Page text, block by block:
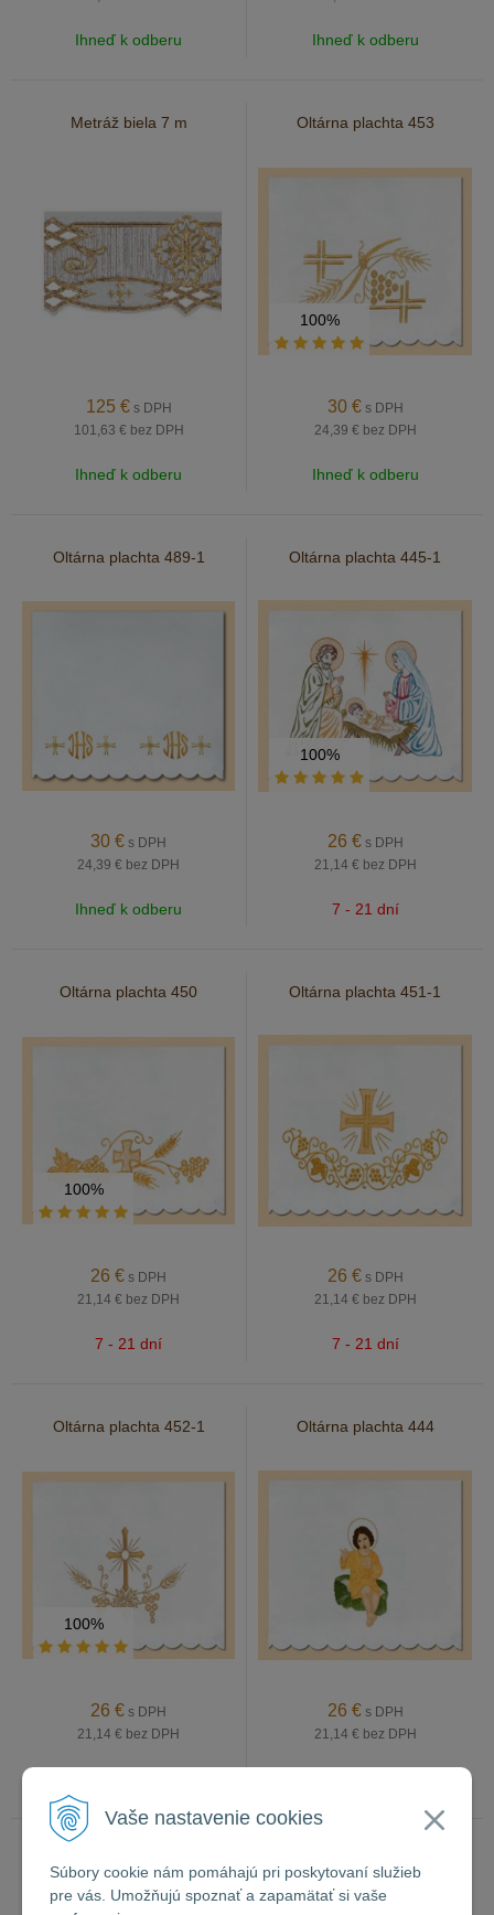
Vaše nastavenie cookies
Súbory cookie nám pomáhajú pri poskytovaní služieb
pre vás. Umožňujú spoznať a zapamätať si vaše
Ihneď k odberu Ihneď k odberu
Metráž biela 7 m
125 € s DPH
101,63 € bez DPH
Ihneď k odberu
Oltárna plachta 453
100%
30 € s DPH
24,39 € bez DPH
Ihneď k odberu
Oltárna plachta 489-1
30 € s DPH
24,39 € bez DPH
Ihneď k odberu
Oltárna plachta 445-1
100%
26 € s DPH
21,14 € bez DPH
7 - 21 dní
Oltárna plachta 450
100%
26 € s DPH
21,14 € bez DPH
7 - 21 dní
Oltárna plachta 451-1
26 € s DPH
21,14 € bez DPH
7 - 21 dní
Oltárna plachta 452-1
100%
26 € s DPH
21,14 € bez DPH
Oltárna plachta 444
26 € s DPH
21,14 € bez DPH